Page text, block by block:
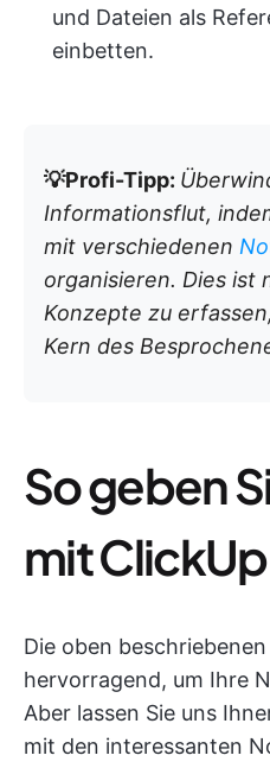
und Dateien als
einbetten.
💡Profi-Tipp:
Informationsflut,
mit verschiedenen
organisieren. Dies ist
Konzepte zu
Kern des
So geben
mit
Die oben
hervorragend, um Ihre
Aber lassen Sie uns
mit den interessanten